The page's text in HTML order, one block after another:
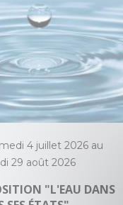
4 juillet 2026 au
29 août 2026
"L'EAU DANS